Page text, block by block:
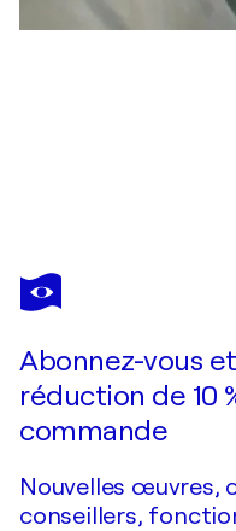
DEBBIE PACHECO
Moving Ahead
Abonnez-vous
réduction de 10
commande
Nouvelles œuvres,
conseillers,